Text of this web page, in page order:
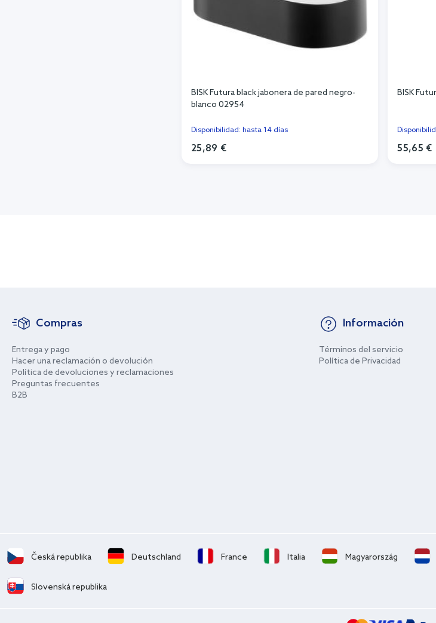
BISK Futura black jabonera de pared negro-
blanco 02954
Disponibilidad: hasta 14 días
25,89 €
BISK
55,65 €
Compras
Entrega y pago
Hacer una reclamación o devolución
Política de devoluciones y reclamaciones
Preguntas frecuentes
B2B
Información
Términos del servicio
Política de Privacidad
Česká republika Deutschland France Italia Magyarország
Slovenská republika